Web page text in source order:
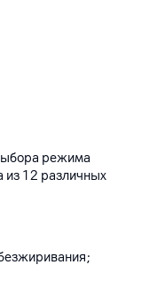
режима
из 12 различных